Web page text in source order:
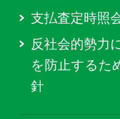
支払査定時照
反社会的勢力
を防止するた
針